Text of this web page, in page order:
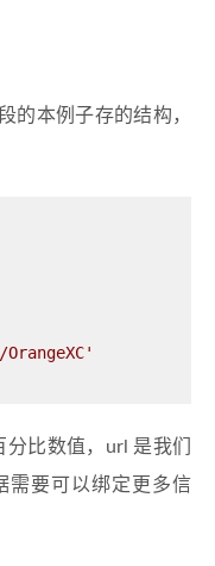
的本例子存的结构，
分比数值，url 是我们
需要可以绑定更多信